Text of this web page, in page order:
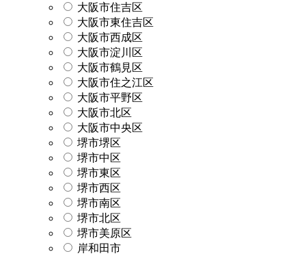
大阪市住吉区
大阪市東住吉区
大阪市西成区
大阪市淀川区
大阪市鶴見区
大阪市住之江区
大阪市平野区
大阪市北区
大阪市中央区
堺市堺区
堺市中区
堺市東区
堺市西区
堺市南区
堺市北区
堺市美原区
岸和田市